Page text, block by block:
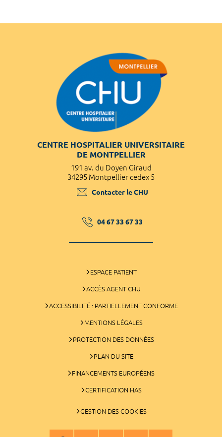
CENTRE HOSPITALIER UNIVERSITAIRE
DE MONTPELLIER
191 av. du Doyen Giraud
34295 Montpellier cedex 5
Contacter le CHU
04 67 33 67 33
ESPACE PATIENT
ACCÈS AGENT CHU
ACCESSIBILITÉ : PARTIELLEMENT CONFORME
MENTIONS LÉGALES
PROTECTION DES DONNÉES
PLAN DU SITE
FINANCEMENTS EUROPÉENS
CERTIFICATION HAS
GESTION DES COOKIES